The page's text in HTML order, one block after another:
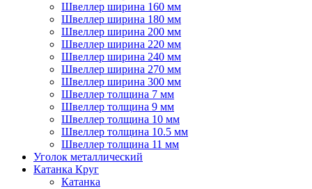
Швеллер ширина 160 мм
Швеллер ширина 180 мм
Швеллер ширина 200 мм
Швеллер ширина 220 мм
Швеллер ширина 240 мм
Швеллер ширина 270 мм
Швеллер ширина 300 мм
Швеллер толщина 7 мм
Швеллер толщина 9 мм
Швеллер толщина 10 мм
Швеллер толщина 10.5 мм
Швеллер толщина 11 мм
Уголок металлический
Катанка Круг
Катанка